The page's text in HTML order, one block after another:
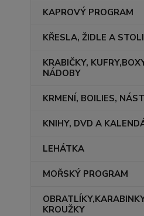
KAPROVÝ PROGRAM
KŘESLA, ŽIDLE A
KRABIČKY,
NÁDOBY
KRMENÍ, BOILIES,
KNIHY, DVD A
LEHÁTKA
MOŘSKÝ PROGRAM
KROUŽKY